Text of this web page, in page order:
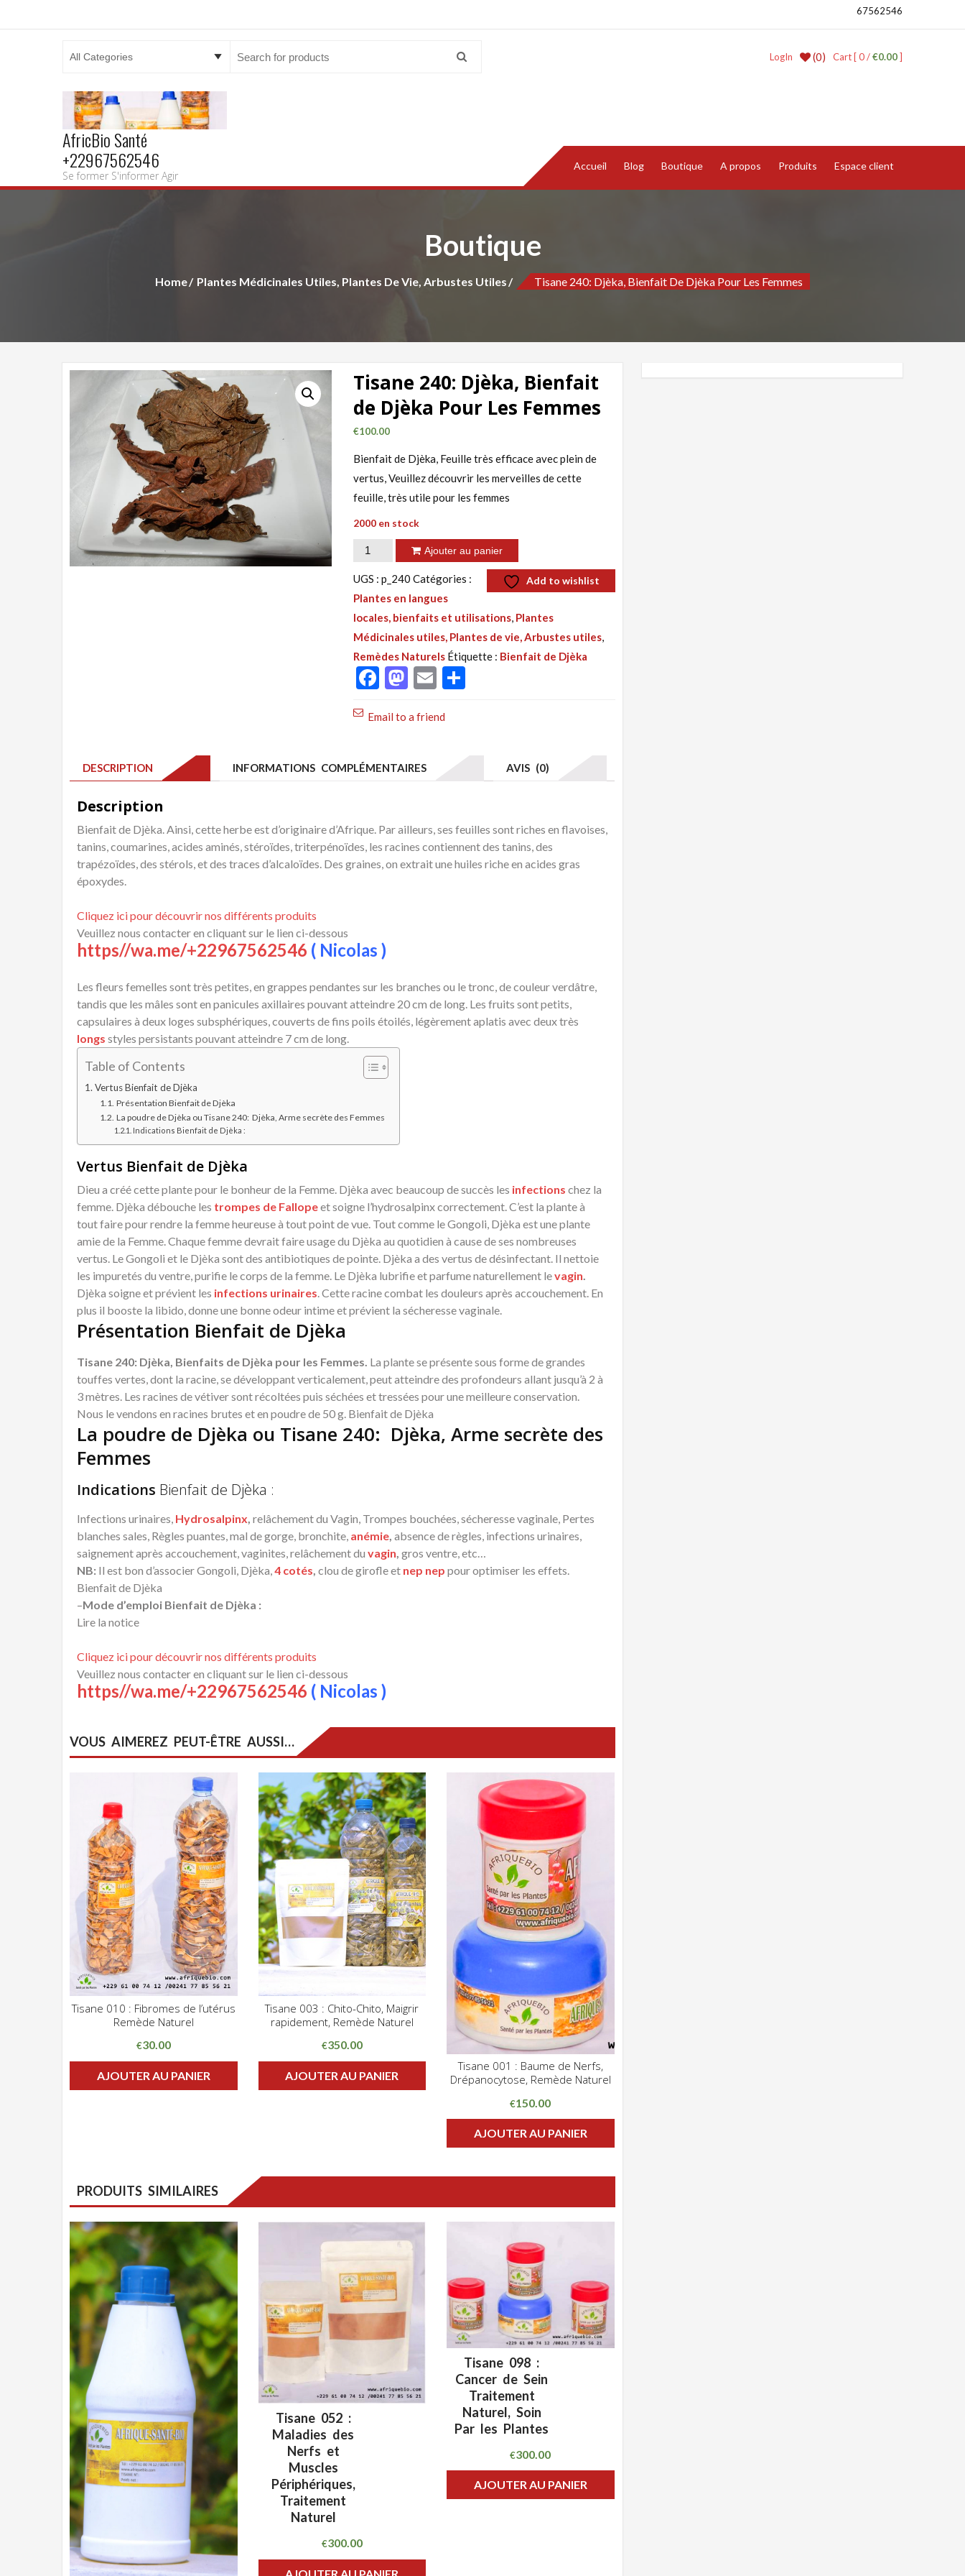
67562546
Cart [ 0 /€0.00]
(0)
LogIn
AfricBio Santé
+22967562546
Se former S'informer Agir
Accueil Blog Boutique A propos Produits Espace client
Boutique
Home Plantes Médicinales Utiles, Plantes De Vie, Arbustes Utiles Tisane 240: Djèka, Bienfait De Djèka Pour Les Femmes
Tisane 240: Djèka, Bienfait
de Djèka Pour Les Femmes
€100.00
Bienfait de Djèka, Feuille très efficace avec plein de
vertus, Veuillez découvrir les merveilles de cette
feuille, très utile pour les femmes
2000 en stock
quantité
Tisane
240:
Djèka,
Bienfait
de
Djèka
Les
Ajouter au panier
Add to wishlist
UGS :p_240 Catégories :
Plantes en langues
locales, bienfaits et utilisations, Plantes
Médicinales utiles, Plantes de vie, Arbustes utiles,
Remèdes Naturels Étiquette : Bienfait de Djèka
Facebook
Mastodon
Email
Email to a friend
DESCRIPTION INFORMATIONS COMPLÉMENTAIRES AVIS (0)
Description
Bienfait de Djèka. Ainsi, cette herbe est d’originaire d’Afrique. Par ailleurs, ses feuilles sont riches en flavoises,
tanins, coumarines, acides aminés, stéroïdes, triterpénoïdes, les racines contiennent des tanins, des
trapézoïdes, des stérols, et des traces d’alcaloïdes. Des graines, on extrait une huiles riche en acides gras
époxydes.
Cliquez ici pour découvrir nos différents produits
Veuillez nous contacter en cliquant sur le lien ci-dessous
https//wa.me/+22967562546 ( Nicolas )
Les fleurs femelles sont très petites, en grappes pendantes sur les branches ou le tronc, de couleur verdâtre,
tandis que les mâles sont en panicules axillaires pouvant atteindre 20 cm de long. Les fruits sont petits,
capsulaires à deux loges subsphériques, couverts de fins poils étoilés, légèrement aplatis avec deux très
longs styles persistants pouvant atteindre 7 cm de long.
Table of Contents
Vertus Bienfait de Djèka
Présentation Bienfait de Djèka
La poudre de Djèka ou Tisane 240: Djèka, Arme secrète des Femmes
Indications Bienfait de Djèka :
Vertus Bienfait de Djèka
Dieu a créé cette plante pour le bonheur de la Femme. Djèka avec beaucoup de succès les infections chez la
femme. Djèka débouche les trompes de Fallopeet soigne l’hydrosalpinx correctement. C’est la plante à
tout faire pour rendre la femme heureuse à tout point de vue. Tout comme le Gongoli, Djèka est une plante
amie de la Femme. Chaque femme devrait faire usage du Djèka au quotidien à cause de ses nombreuses
vertus. Le Gongoli et le Djèka sont des antibiotiques de pointe. Djèka a des vertus de désinfectant. Il nettoie
les impuretés du ventre, purifie le corps de la femme. Le Djèka lubrifie et parfume naturellement levagin.
Djèka soigne et prévient les infections urinaires. Cette racine combat les douleurs après accouchement. En
plus il booste la libido, donne une bonne odeur intime et prévient la sécheresse vaginale.
Présentation Bienfait de Djèka
Tisane 240: Djèka, Bienfaits de Djèka pour les Femmes. La plante se présente sous forme de grandes
touffes vertes, dont la racine, se développant verticalement, peut atteindre des profondeurs allant jusqu’à 2 à
3 mètres. Les racines de vétiver sont récoltées puis séchées et tressées pour une meilleure conservation.
Nous le vendons en racines brutes et en poudre de 50 g. Bienfait de Djèka
La poudre de Djèka ou Tisane 240: Djèka, Arme secrète des
Femmes
Indications Bienfait de Djèka :
Infections urinaires, Hydrosalpinx, relâchement du Vagin, Trompes bouchées, sécheresse vaginale, Pertes
blanches sales, Règles puantes, mal de gorge, bronchite, anémie, absence de règles, infections urinaires,
saignement après accouchement, vaginites, relâchement du vagin, gros ventre, etc…
NB: Il est bon d’associer Gongoli, Djèka,4 cotés, clou de girofle et nep nep pour optimiser les effets.
Bienfait de Djèka
–Mode d’emploi Bienfait de Djèka :
Lire la notice
Cliquez ici pour découvrir nos différents produits
Veuillez nous contacter en cliquant sur le lien ci-dessous
https//wa.me/+22967562546 ( Nicolas )
VOUS AIMEREZ PEUT-ÊTRE AUSSI…
CLIQUEZ POUR VOIR
ADD WISHLIST
Tisane 010 : Fibromes de l’utérus
Remède Naturel
€30.00
AJOUTER AU PANIER
CLIQUEZ POUR VOIR
ADD WISHLIST
Tisane 003 : Chito-Chito, Maigrir
rapidement, Remède Naturel
€350.00
AJOUTER AU PANIER
CLIQUEZ POUR VOIR
ADD WISHLIST
Tisane 001 : Baume de Nerfs,
Drépanocytose, Remède Naturel
€150.00
AJOUTER AU PANIER
PRODUITS SIMILAIRES
CLIQUEZ POUR VOIR
ADD WISHLIST
Tisane 052 :
Maladies des
Nerfs et
Muscles
Périphériques,
Traitement
Naturel
€300.00
CLIQUEZ POUR VOIR
ADD WISHLIST
Tisane 098 :
Cancer de Sein
Traitement
Naturel, Soin
Par les Plantes
€300.00
AJOUTER AU PANIER